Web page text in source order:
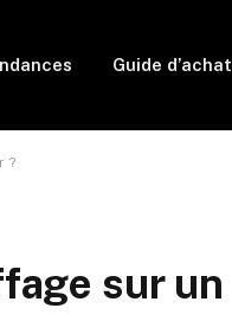
Guide d’achat
?
sur un